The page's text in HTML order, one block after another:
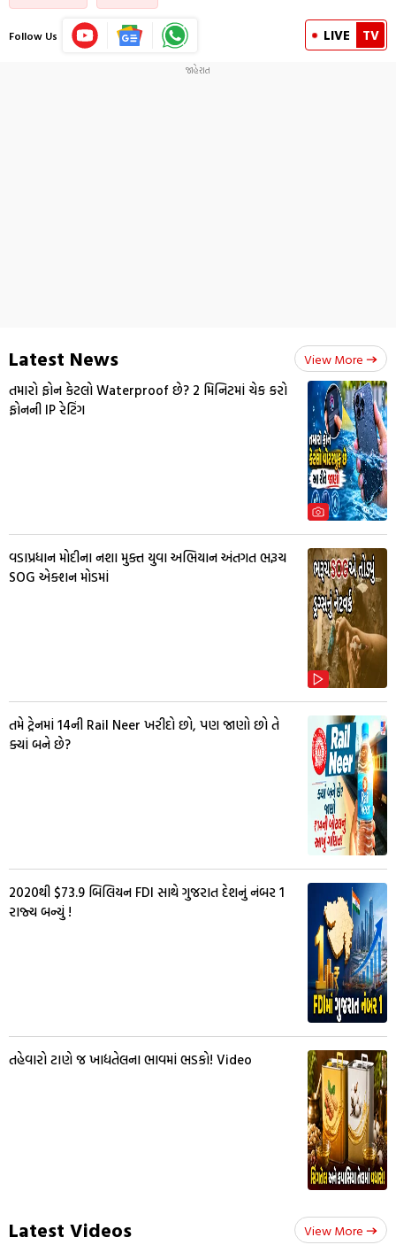
Follow Us LIVE TV
Latest News View More
તમારો ફોન કેટલો Waterproof છે? 2 મિનિટમાં ચેક કરો
ફોનની IP રેટિંગ
વડાપ્રધાન મોદીના નશા મુક્ત યુવા અભિયાન અંતગત ભરૂચ
SOG એક્શન મોડમાં
તમે ટ્રેનમાં ₹14ની Rail Neer ખરીદો છો, પણ જાણો છો તે
ક્યાં બને છે?
2020થી $73.9 બિલિયન FDI સાથે ગુજરાત દેશનું નંબર 1
રાજ્ય બન્યું !
તહેવારો ટાણે જ ખાદ્યતેલના ભાવમાં ભડકો! Video
Latest Videos View More